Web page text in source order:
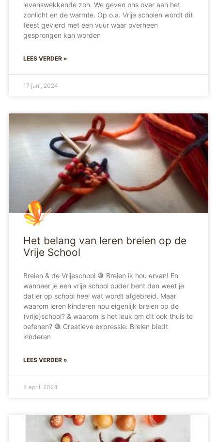
levenswekkende zon. We geven ons over aan het
zonlicht en de warmte. Op o.a. Vrije scholen wordt dit
feest gevierd met een vuur waar overheen
gesprongen kan worden
LEES VERDER »
17 juni, 2024
Het belang van leren breien op de
Vrije School
Breien & de Vrijeschool 🧶 Breien ik hou ervan! En
wanneer je een vrije school ouder bent dan weet je
dat er op school heel wat wordt afgebreid. Maar
waarom leren kinderen nou eigenlijk breien op de
(vrije)school? & waarom is het leuk om dit ook thuis te
oefenen? 🧶 Creatieve expressie: Breien biedt
kinderen
LEES VERDER »
4 april, 2024